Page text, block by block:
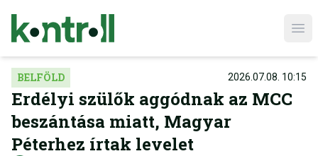
BELFÖLD 2026.07.08. 10:15
Erdélyi szülők aggódnak az MCC
beszántása miatt, Magyar
Péterhez írtak levelet